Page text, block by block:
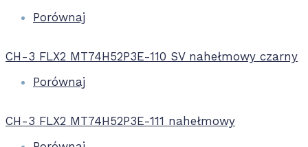
Porównaj
CH-3 FLX2 MT74H52P3E-110 SV nahełmowy czarny
Porównaj
CH-3 FLX2 MT74H52P3E-111 nahełmowy